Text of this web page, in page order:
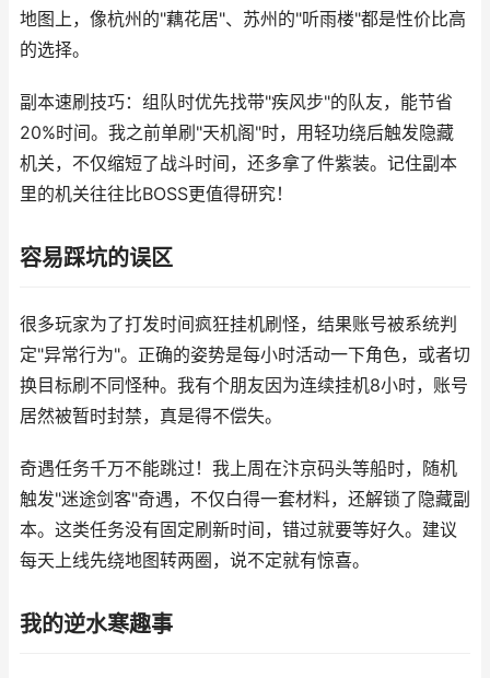
地图上，像杭州的"藕花居"、苏州的"听雨楼"都是性价比高
的选择。
副本速刷技巧：组队时优先找带"疾风步"的队友，能节省
20%时间。我之前单刷"天机阁"时，用轻功绕后触发隐藏
机关，不仅缩短了战斗时间，还多拿了件紫装。记住副本
里的机关往往比BOSS更值得研究！
容易踩坑的误区
很多玩家为了打发时间疯狂挂机刷怪，结果账号被系统判
定"异常行为"。正确的姿势是每小时活动一下角色，或者切
换目标刷不同怪种。我有个朋友因为连续挂机8小时，账号
居然被暂时封禁，真是得不偿失。
奇遇任务千万不能跳过！我上周在汴京码头等船时，随机
触发"迷途剑客"奇遇，不仅白得一套材料，还解锁了隐藏副
本。这类任务没有固定刷新时间，错过就要等好久。建议
每天上线先绕地图转两圈，说不定就有惊喜。
我的逆水寒趣事